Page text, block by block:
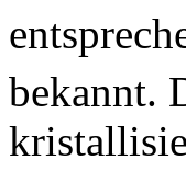
bekannt.